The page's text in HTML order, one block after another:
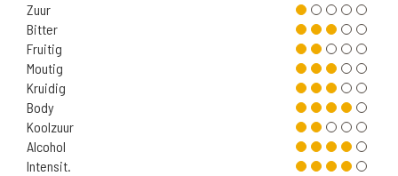
Zuur
Bitter
Fruitig
Moutig
Kruidig
Body
Koolzuur
Alcohol
Intensit.